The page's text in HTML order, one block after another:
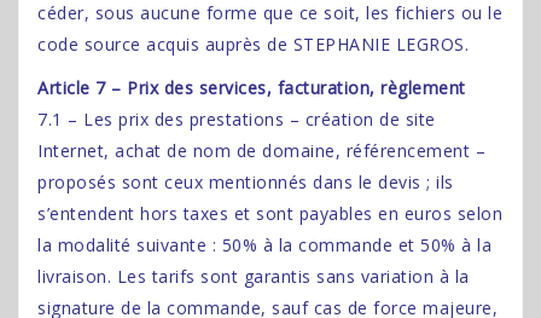
céder, sous aucune forme que ce soit, les fichiers ou le
code source acquis auprès de STEPHANIE LEGROS.
Article 7 – Prix des services, facturation, règlement
7.1 – Les prix des prestations – création de site
Internet, achat de nom de domaine, référencement –
proposés sont ceux mentionnés dans le devis ; ils
s’entendent hors taxes et sont payables en euros selon
la modalité suivante : 50% à la commande et 50% à la
livraison. Les tarifs sont garantis sans variation à la
signature de la commande, sauf cas de force majeure,